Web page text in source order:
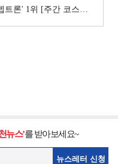
순매수- 2026년 7월6일~7월10일]
뉴스’를 받아보세요~
뉴스레터 신청